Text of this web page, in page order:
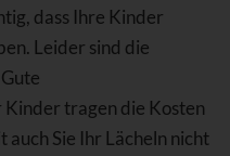
dass Ihre Kinder
Leider sind die
tragen die Kosten
Sie Ihr Lächeln nicht